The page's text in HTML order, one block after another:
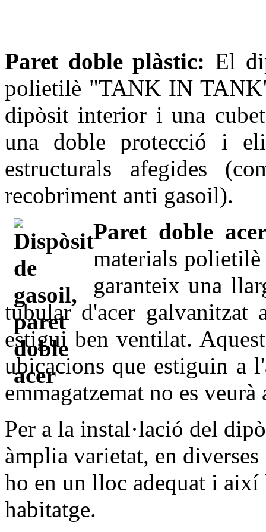
Paret doble plàstic: El
polietilè "TANK IN
dipòsit interior i una
una doble protecció i
estructurals afegides
recobriment anti gasoil).
Paret doble
materials
garanteix una
tubular d'acer galvanitzat
estigui ben ventilat.
ubicacions que estiguin a
emmagatzemat no es
Per a la instal·lació del
àmplia varietat, en
ho en un lloc adequat i
habitatge.